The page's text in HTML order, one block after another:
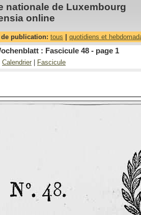
nationale de Luxembourg
online
publication: tous quotidiens et
: Fascicule 48 - page 1
Calendrier Fascicule